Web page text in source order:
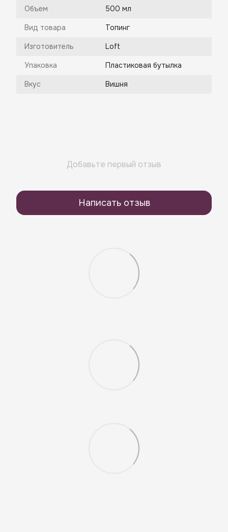
Объем
500 мл
Вид товара Топинг
Изготовитель Loft
Упаковка Пластиковая бутылка
Вкус Вишня
Добавьте первый отзыв
Написать отзыв